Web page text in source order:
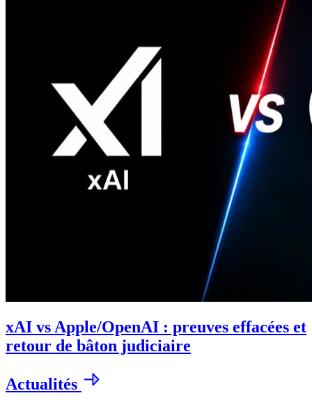
xAI vs Apple/OpenAI : preuves effacées et
retour de bâton judiciaire
Actualités